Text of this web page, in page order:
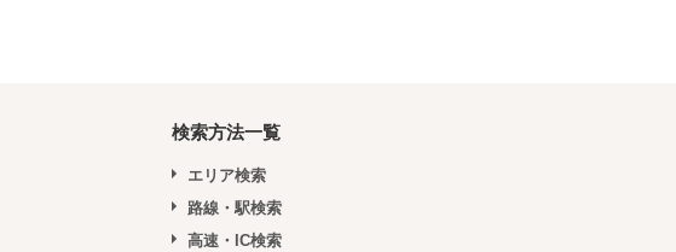
検索方法一覧
エリア検索
路線・駅検索
高速・IC検索